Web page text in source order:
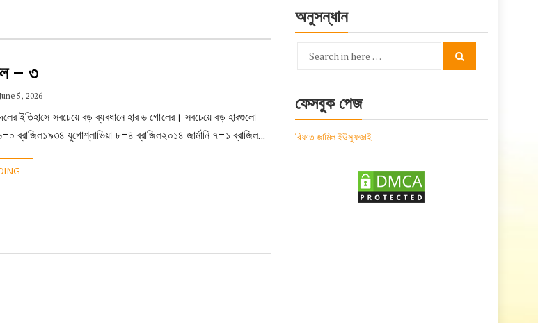
– ৩
June 5, 2026
ইতিহাসে সবচেয়ে বড় ব্যবধানে হার ৬ গোলের। সবচেয়ে বড় হারগুলো
ব্রাজিল১৯৩৪ যুগোশ্লাভিয়া ৮–৪ ব্রাজিল২০১৪ জার্মানি ৭–১ ব্রাজিল…
অনুসন্ধান
Search
ফেসবুক পেজ
রিফাত জামিল ইউসুফজাই